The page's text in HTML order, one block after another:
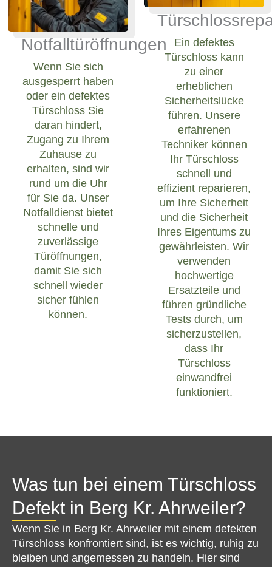
Notfalltüröffnungen
Wenn Sie sich
ausgesperrt haben
oder ein defektes
Türschloss Sie
daran hindert,
Zugang zu Ihrem
Zuhause zu
erhalten, sind wir
rund um die Uhr
für Sie da. Unser
Notfalldienst bietet
schnelle und
zuverlässige
Türöffnungen,
damit Sie sich
schnell wieder
sicher fühlen
können.
Ein defektes
Türschloss kann
zu einer
erheblichen
Sicherheitslücke
führen. Unsere
erfahrenen
Techniker können
Ihr Türschloss
schnell und
effizient reparieren,
um Ihre Sicherheit
und die Sicherheit
Ihres Eigentums zu
gewährleisten. Wir
verwenden
hochwertige
Ersatzteile und
führen gründliche
Tests durch, um
sicherzustellen,
dass Ihr
Türschloss
einwandfrei
funktioniert.
Was tun bei einem Türschloss
Defekt in Berg Kr. Ahrweiler?
Wenn Sie in Berg Kr. Ahrweiler mit einem defekten
Türschloss konfrontiert sind, ist es wichtig, ruhig zu
bleiben und angemessen zu handeln. Hier sind